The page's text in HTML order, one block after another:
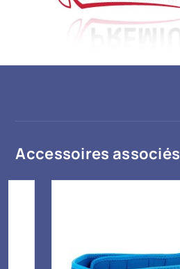
Accessoires associés